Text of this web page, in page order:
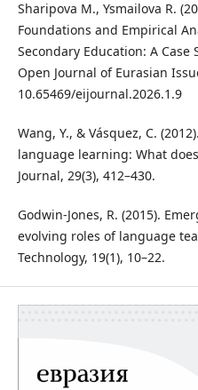
Sharipova M., Ysmailova R.
Foundations and Empirical
Secondary Education: A Case
Open Journal of Eurasian
10.65469/eijournal.2026.1.9
Wang, Y., & Vásquez, C.
language learning: What
Journal, 29(3), 412–430.
Godwin-Jones, R. (2015).
evolving roles of language
Technology, 19(1), 10–22.